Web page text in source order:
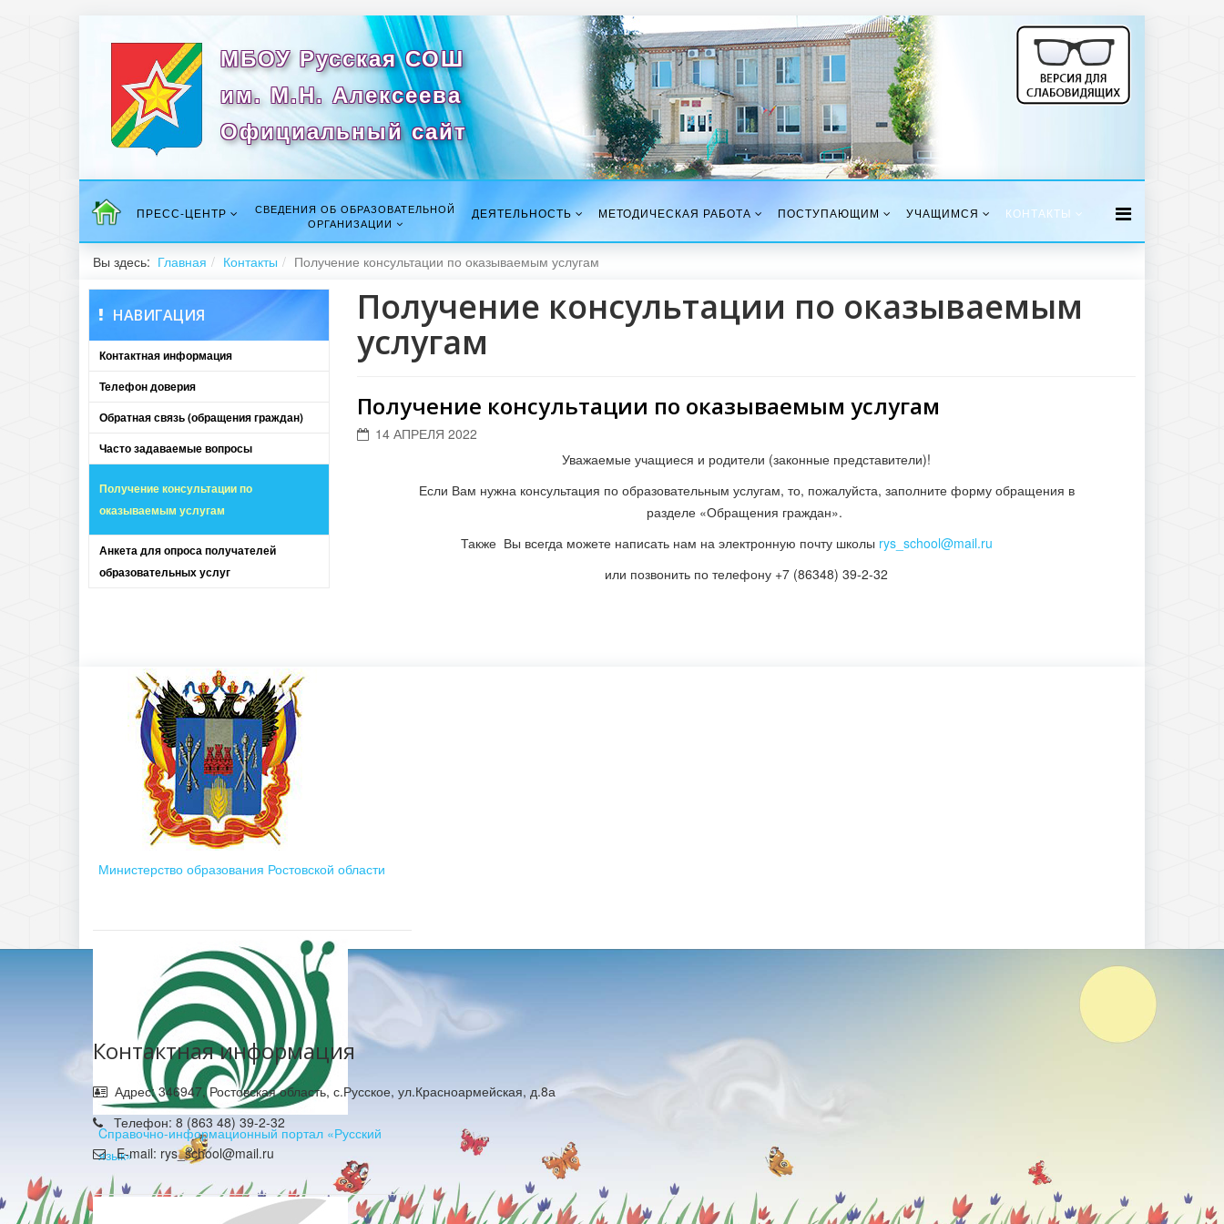
МБОУ Русская СОШ
им. М.Н. Алексеева
Официальный сайт
ПРЕСС-ЦЕНТР
СВЕДЕНИЯ ОБ ОБРАЗОВАТЕЛЬНОЙ
ОРГАНИЗАЦИИ
ДЕЯТЕЛЬНОСТЬ МЕТОДИЧЕСКАЯ РАБОТА ПОСТУПАЮЩИМ УЧАЩИМСЯ КОНТАКТЫ
Вы здесь: Главная Контакты Получение консультации по оказываемым услугам
НАВИГАЦИЯ
Контактная информация
Телефон доверия
Обратная связь (обращения граждан)
Часто задаваемые вопросы
Получение консультации по
оказываемым услугам
Анкета для опроса получателей
образовательных услуг
Получение консультации по оказываемым
услугам
Получение консультации по оказываемым услугам
14 АПРЕЛЯ 2022
Уважаемые учащиеся и родители (законные представители)!
Если Вам нужна консультация по образовательным услугам, то, пожалуйста, заполните форму обращения в
разделе «Обращения граждан».
Также Вы всегда можете написать нам на электронную почту школы rys_school@mail.ru
или позвонить по телефону +7 (86348) 39-2-32
Министерство образования Ростовской области
Cправочно-информационный портал «Русский
язык»
Контактная информация
Адрес: 346947, Ростовская область, с.Русское, ул.Красноармейская, д.8а
Телефон: 8 (863 48) 39-2-32
E-mail: rys_school@mail.ru